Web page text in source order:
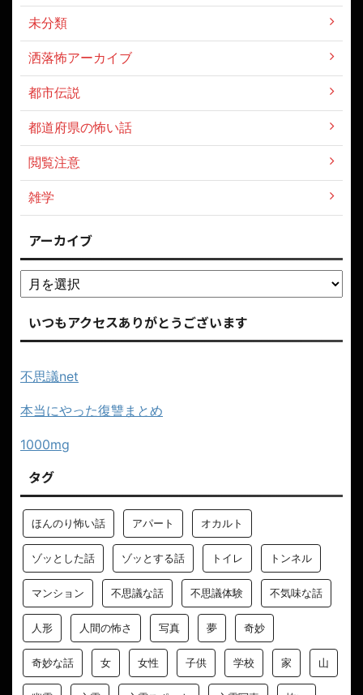
未分類
洒落怖アーカイブ
都市伝説
都道府県の怖い話
閲覧注意
雑学
アーカイブ
いつもアクセスありがとうございます
不思議net
本当にやった復讐まとめ
1000mg
タグ
ほんのり怖い話 アパート オカルト
ゾッとした話 ゾッとする話 トイレ トンネル
マンション 不思議な話 不思議体験 不気味な話
人形 人間の怖さ 写真 夢 奇妙
奇妙な話 女 女性 子供 学校 家 山